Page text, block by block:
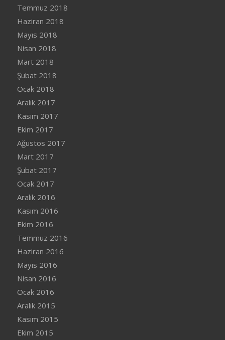
Temmuz 2018
Haziran 2018
Mayıs 2018
Nisan 2018
Mart 2018
Şubat 2018
Ocak 2018
Aralık 2017
Kasım 2017
Ekim 2017
Ağustos 2017
Mart 2017
Şubat 2017
Ocak 2017
Aralık 2016
Kasım 2016
Ekim 2016
Temmuz 2016
Haziran 2016
Mayıs 2016
Nisan 2016
Ocak 2016
Aralık 2015
Kasım 2015
Ekim 2015